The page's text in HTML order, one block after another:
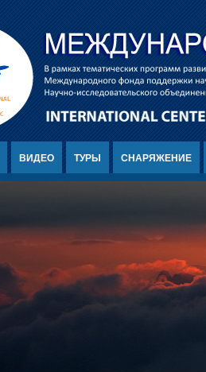
ВИДЕО ТУРЫ СНАРЯЖЕНИЕ